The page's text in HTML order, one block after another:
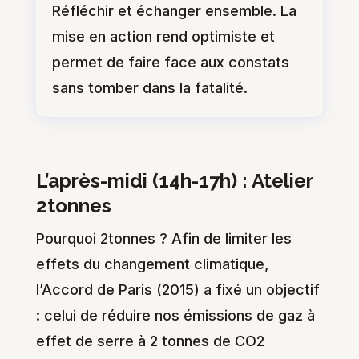
Réfléchir et échanger ensemble. La
mise en action rend optimiste et
permet de faire face aux constats
sans tomber dans la fatalité.
L’après-midi (14h-17h) : Atelier
2tonnes
Pourquoi 2tonnes ? Afin de limiter les
effets du changement climatique,
l’Accord de Paris (2015) a fixé un objectif
: celui de réduire nos émissions de gaz à
effet de serre à 2 tonnes de CO2